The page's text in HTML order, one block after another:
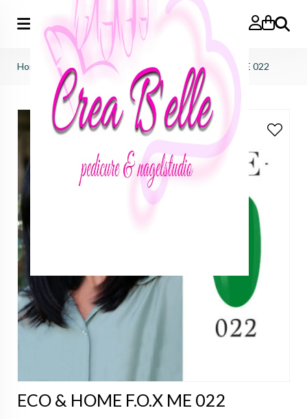
Zoeken
Home f.o.x nails>gelpolish >ECO & HOME F.O.X ME 022
ECO & HOME F.O.X ME 022